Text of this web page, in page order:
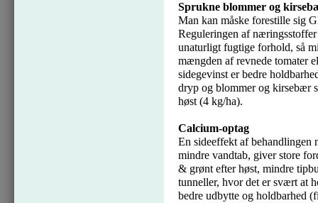
Sprukne blommer og
Man kan måske forestille sig
Reguleringen af
unaturligt fugtige forhold, så
mængden af revnede tomater
sidegevinst er bedre
dryp og blommer og kirsebær
høst (4 kg/ha).
Calcium-optag
En sideeffekt af behandlingen
mindre vandtab, giver store
& grønt efter høst, mindre
tunneller, hvor det er svært at
bedre udbytte og holdbarhed